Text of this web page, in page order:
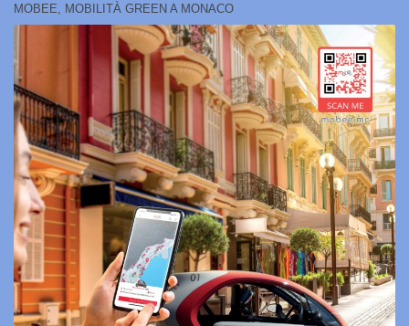
MOBEE, MOBILITÀ GREEN A MONACO